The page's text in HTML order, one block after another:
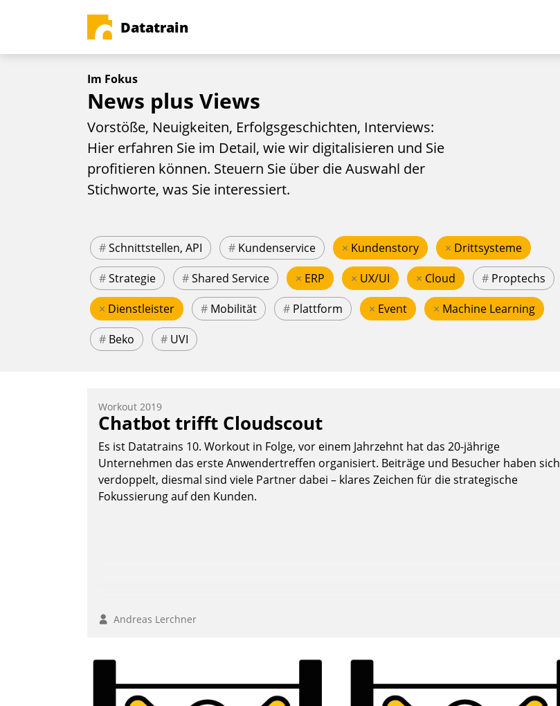
Datatrain
Im Fokus
News plus Views
Vorstöße, Neuigkeiten, Erfolgsgeschichten, Interviews:
Hier erfahren Sie im Detail, wie wir digitalisieren und Sie
profitieren können. Steuern Sie über die Auswahl der
Stichworte, was Sie interessiert.
#Schnittstellen, API # Kundenservice × Kundenstory × Drittsysteme
#Strategie #Shared Service × ERP × UX/UI × Cloud # Proptechs
× Dienstleister # Mobilität # Plattform × Event × Machine Learning
# Beko # UVI
Workout 2019
Chatbot trifft Cloudscout
Es ist Datatrains 10. Workout in Folge, vor einem Jahrzehnt hat das 20-jährige
Unternehmen das erste Anwendertreffen organisiert. Beiträge und Besucher haben sich
verdoppelt, diesmal sind viele Partner dabei – klares Zeichen für die strategische
Fokussierung auf den Kunden.
Andreas Lerchner